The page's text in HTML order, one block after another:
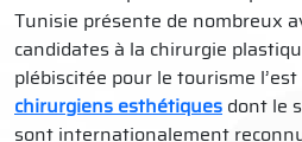
Tunisie présente de nombreux
candidates à la chirurgie
plébiscitée pour le tourisme
chirurgiens esthétiques dont le
sont internationalement